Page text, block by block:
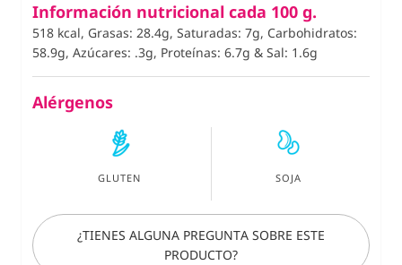
Información nutricional cada 100 g.
518 kcal, Grasas: 28.4g, Saturadas: 7g, Carbohidratos:
58.9g, Azúcares: .3g, Proteínas: 6.7g & Sal: 1.6g
Alérgenos
GLUTEN SOJA
¿TIENES ALGUNA PREGUNTA SOBRE ESTE
PRODUCTO?